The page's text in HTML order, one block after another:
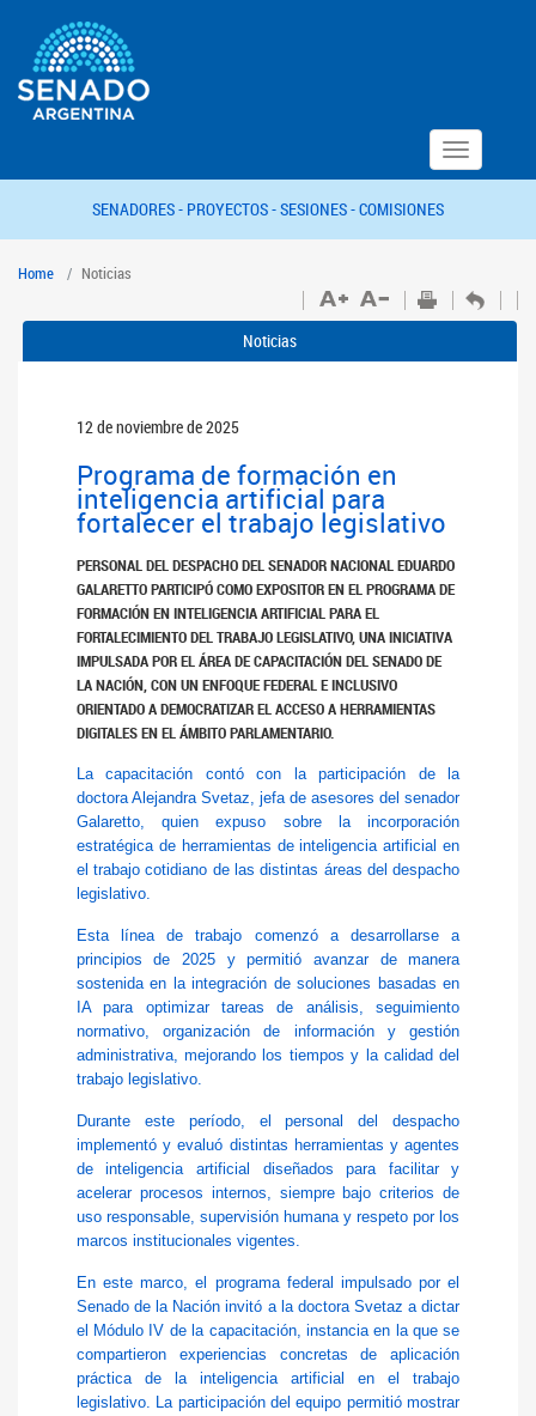
Toggle
navigation
SENADORES - PROYECTOS -SESIONES -COMISIONES
Home Noticias
Noticias
12 de noviembre de 2025
Programa de formación en
inteligencia artificial para
fortalecer el trabajo legislativo
PERSONAL DEL DESPACHO DEL SENADOR NACIONAL EDUARDO
GALARETTO PARTICIPÓ COMO EXPOSITOR EN EL PROGRAMA DE
FORMACIÓN EN INTELIGENCIA ARTIFICIAL PARA EL
FORTALECIMIENTO DEL TRABAJO LEGISLATIVO, UNA INICIATIVA
IMPULSADA POR EL ÁREA DE CAPACITACIÓN DEL SENADO DE
LA NACIÓN, CON UN ENFOQUE FEDERAL E INCLUSIVO
ORIENTADO A DEMOCRATIZAR EL ACCESO A HERRAMIENTAS
DIGITALES EN EL ÁMBITO PARLAMENTARIO.
La capacitación contó con la participación de la
doctora Alejandra Svetaz, jefa de asesores del senador
Galaretto, quien expuso sobre la incorporación
estratégica de herramientas de inteligencia artificial en
el trabajo cotidiano de las distintas áreas del despacho
legislativo.
Esta línea de trabajo comenzó a desarrollarse a
principios de 2025 y permitió avanzar de manera
sostenida en la integración de soluciones basadas en
IA para optimizar tareas de análisis, seguimiento
normativo, organización de información y gestión
administrativa, mejorando los tiempos y la calidad del
trabajo legislativo.
Durante este período, el personal del despacho
implementó y evaluó distintas herramientas y agentes
de inteligencia artificial diseñados para facilitar y
acelerar procesos internos, siempre bajo criterios de
uso responsable, supervisión humana y respeto por los
marcos institucionales vigentes.
En este marco, el programa federal impulsado por el
Senado de la Nación invitó a la doctora Svetaz a dictar
el Módulo IV de la capacitación, instancia en la que se
compartieron experiencias concretas de aplicación
práctica de la inteligencia artificial en el trabajo
legislativo. La participación del equipo permitió mostrar